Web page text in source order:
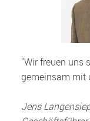
"Wir freuen uns
gemeinsam mit
Jens